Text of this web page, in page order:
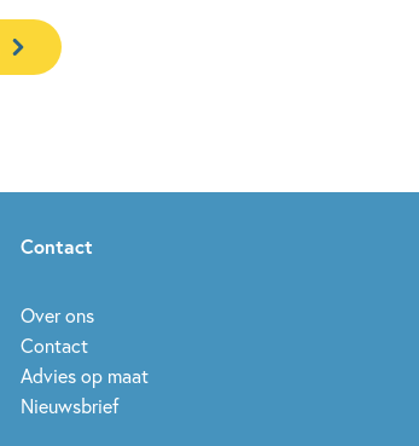
Contact
Over ons
Contact
Advies op maat
Nieuwsbrief